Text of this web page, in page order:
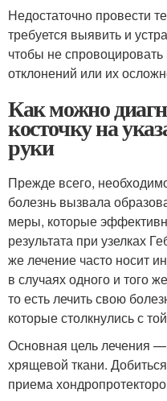
Недостаточно провести
требуется выявить и
чтобы не
отклонений или их
Как можно
косточку на
руки
Прежде всего,
болезнь вызвала
меры, которые
результата при узелках
же лечение часто носит
в случаях одного и того
то есть лечить свою
которые столкнулись с
Основная цель лечения
хрящевой ткани. Добиться
приема